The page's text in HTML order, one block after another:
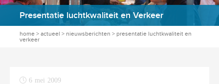
Presentatie luchtkwaliteit en Verkeer
home > actueel > nieuwsberichten > presentatie luchtkwaliteit en
verkeer
6 mei 2009